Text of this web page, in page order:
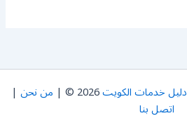
دليل خدمات الكويت2026 © | من نحن |
اتصل بنا